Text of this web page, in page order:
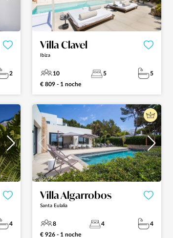
2
Villa Clavel
Ibiza
10 5
5
€ 809 - 1 noche
4
Villa Algarrobos
Santa Eulalia
8 4
4
€ 926 - 1 noche